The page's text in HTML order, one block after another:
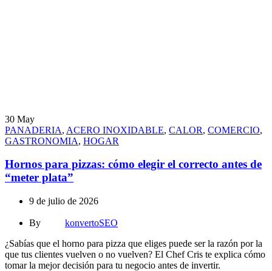
30 May
PANADERIA, ACERO INOXIDABLE, CALOR, COMERCIO,
GASTRONOMIA, HOGAR
Hornos para pizzas: cómo elegir el correcto antes de
“meter plata”
9 de julio de 2026
By
konvertoSEO
¿Sabías que el horno para pizza que eliges puede ser la razón por la
que tus clientes vuelven o no vuelven? El Chef Cris te explica cómo
tomar la mejor decisión para tu negocio antes de invertir.